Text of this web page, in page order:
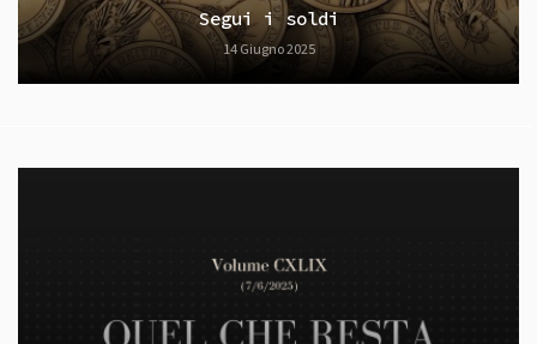
Segui i soldi
14 Giugno 2025